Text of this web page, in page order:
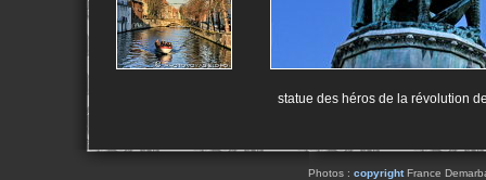
statue des héros de la révolution
Photos : copyrightFrance